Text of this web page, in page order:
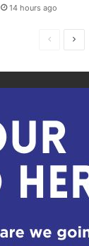
14 hours ago
PreviousNext